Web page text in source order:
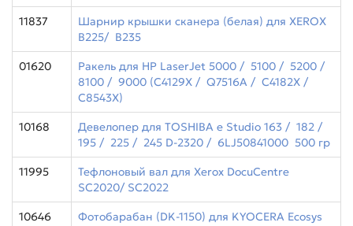
11837
Шарнир крышки сканера (белая) для XEROX
B225/ B235
01620
Ракель для HP LaserJet 5000 / 5100 / 5200 /
8100 / 9000 (С4129X / Q7516A / C4182X /
C8543X)
10168
Девелопер для TOSHIBA е Studio 163 / 182 /
195 / 225 / 245 D-2320 / 6LJ50841000 500 гр
11995
Тефлоновый вал для Xerox DocuCentre
SC2020/ SC2022
10646
Фотобарабан (DK-1150) для KYOCERA Ecosys